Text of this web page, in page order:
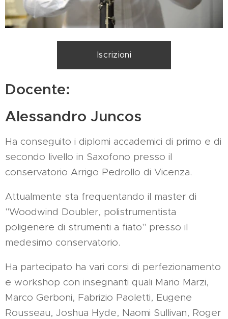
Iscrizioni
Docente:
Alessandro Juncos
Ha conseguito i diplomi accademici di primo e di
secondo livello in Saxofono presso il
conservatorio Arrigo Pedrollo di Vicenza.
Attualmente sta frequentando il master di
"Woodwind Doubler, polistrumentista
poligenere di strumenti a fiato" presso il
medesimo conservatorio.
Ha partecipato ha vari corsi di perfezionamento
e workshop con insegnanti quali Mario Marzi,
Marco Gerboni, Fabrizio Paoletti, Eugene
Rousseau, Joshua Hyde, Naomi Sullivan, Roger